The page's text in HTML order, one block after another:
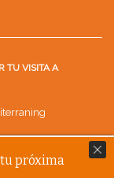
TU VISITA A
próxima